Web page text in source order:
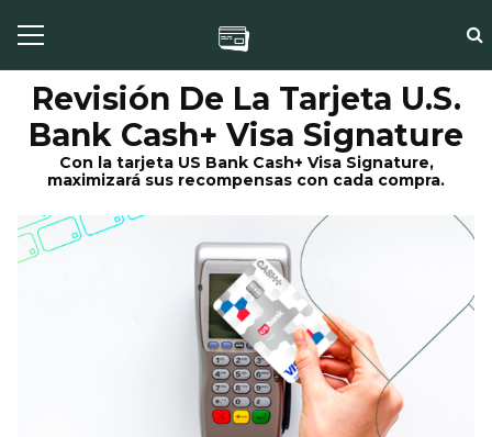
Revisión De La Tarjeta U.S.
Bank Cash+ Visa Signature
Con la tarjeta US Bank Cash+ Visa Signature,
maximizará sus recompensas con cada compra.